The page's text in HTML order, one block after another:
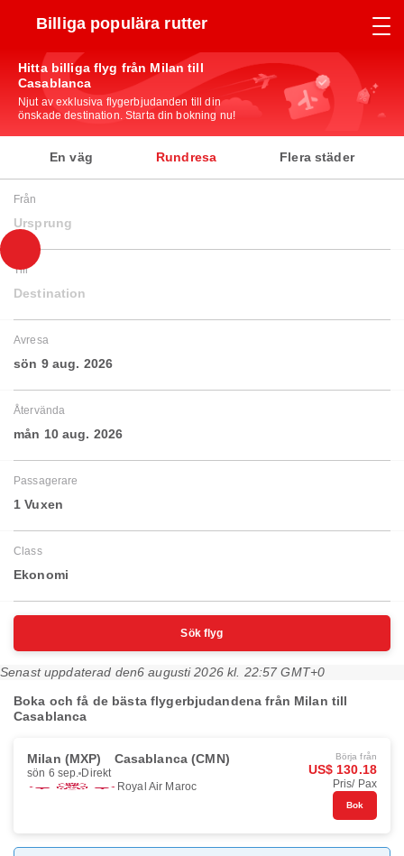
Billiga populära rutter
Hitta billiga flyg från Milan till
Casablanca
Njut av exklusiva flygerbjudanden till din
önskade destination. Starta din bokning nu!
En väg Rundresa Flera städer
Från
Ursprung
Till
Destination
Avresa
sön 9 aug. 2026
Återvända
mån 10 aug. 2026
Passagerare
1 Vuxen
Class
Ekonomi
Sök flyg
Senast uppdaterad den6 augusti 2026 kl. 22:57 GMT+0
Boka och få de bästa flygerbjudandena från Milan till
Casablanca
Milan (MXP) Casablanca (CMN)
sön 6 sep. Direkt
Royal Air Maroc
Börja från
US$ 130.18
Pris/ Pax
Bok